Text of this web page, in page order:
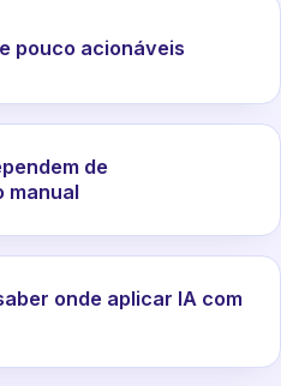
pouco acionáveis
de
manual
onde aplicar IA com